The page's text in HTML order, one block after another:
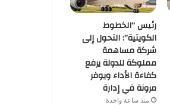
رئيس “الخطوط
الكويتية”: التحول إلى
شركة مساهمة
مملوكة للدولة يرفع
كفاءة الأداء ويوفر
مرونة في إدارة
منذ ساعة واحدة